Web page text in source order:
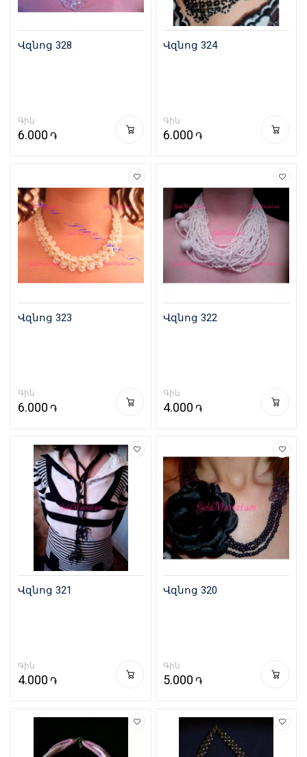
Վզնոց 328
Գին
6.000 ֏
Վզնոց 324
Գին
6.000 ֏
Վզնոց 323
Գին
6.000 ֏
Վզնոց 322
Գին
4.000 ֏
Վզնոց 321
Գին
4.000 ֏
Վզնոց 320
Գին
5.000 ֏